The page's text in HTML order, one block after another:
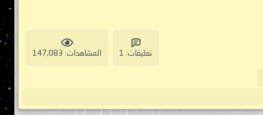
تعليقات: 1 المشاهدات: 147,083